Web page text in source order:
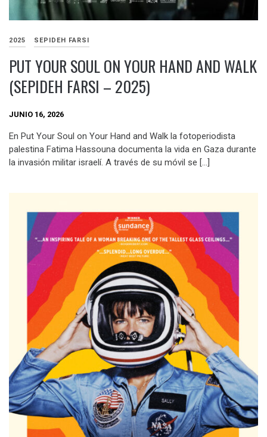
2025 SEPIDEH FARSI
PUT YOUR SOUL ON YOUR HAND AND WALK
(SEPIDEH FARSI – 2025)
JUNIO 16, 2026
En Put Your Soul on Your Hand and Walk la fotoperiodista
palestina Fatima Hassouna documenta la vida en Gaza durante
la invasión militar israelí. A través de su móvil se […]